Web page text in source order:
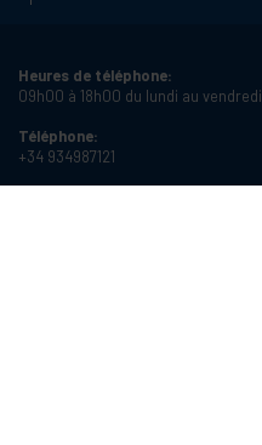
Heures de téléphone:
09h00 à 18h00 du lundi au vendredi
Téléphone:
+34 934987121